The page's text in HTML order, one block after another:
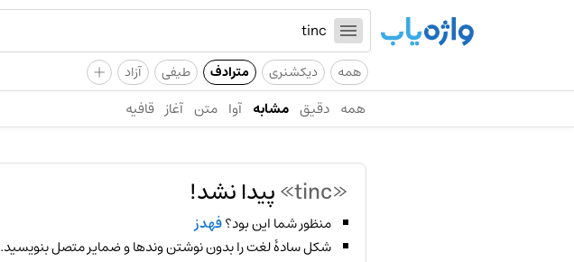
همه دیکشنری مترادف طیفی آزاد +
همه دقیق مشابه آوا متن آغاز قافیه
«tinc» پیدا نشد!
منظور شما این بود؟فهدز
شکل سادهٔ لغت را بدون نوشتن وندها و ضمایر متصل بنویسید.